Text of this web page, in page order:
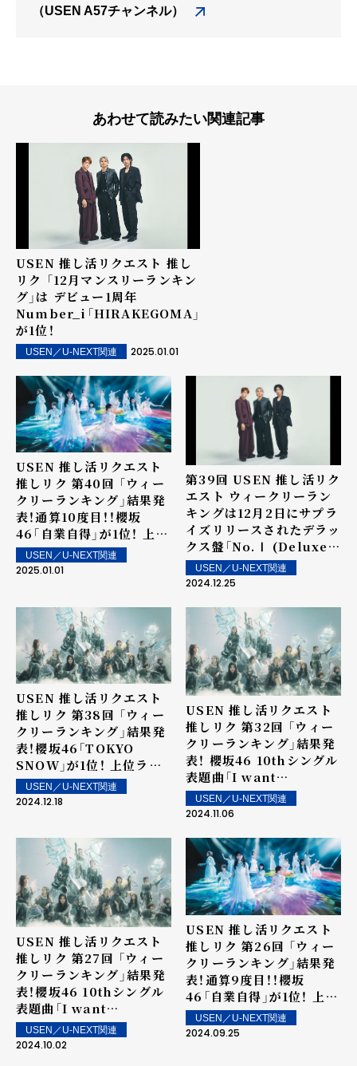
（USEN A57チャンネル）
あわせて読みたい関連記事
USEN 推し活リクエスト 推し
リク 「12月マンスリーランキン
グ」は デビュー1周年
Number_i「HIRAKEGOMA」
が1位！
USEN／U-NEXT関連 2025.01.01
USEN 推し活リクエスト
推しリク 第40回 「ウィー
クリーランキング」結果発
表！通算10度目！！櫻坂
46「自業自得」が1位！ 上位
ランクイン楽曲は街中・店
内で配信！
USEN／U-NEXT関連
2025.01.01
第39回 USEN 推し活リク
エスト ウィークリーラン
キングは12月2日にサプラ
イズリリースされたデラッ
クス盤「No.Ⅰ (Deluxe)」
に収録されたNumber_i
の「HIRAKEGOMA」が1
楽曲は街中・店内で配信！
USEN／U-NEXT関連
2024.12.25
USEN 推し活リクエスト
推しリク 第38回 「ウィー
クリーランキング」結果発
表！櫻坂46「TOKYO
SNOW」が1位！ 上位ラン
クイン楽曲は街中・店内で
配信！
USEN／U-NEXT関連
2024.12.18
USEN 推し活リクエスト
推しリク 第32回 「ウィー
クリーランキング」結果発
表！ 櫻坂46 10thシングル
表題曲「I want
tomorrow to come」が
6週連続1位で記録更新！ 上
店内で配信！
USEN／U-NEXT関連
2024.11.06
USEN 推し活リクエスト
推しリク 第27回 「ウィー
クリーランキング」結果発
表！櫻坂46 10thシングル
表題曲「I want
tomorrow to come」が
1位！ Number_iの初のフ
USEN／U-NEXT関連
2024.10.02
USEN 推し活リクエスト
推しリク 第26回 「ウィー
クリーランキング」結果発
表！通算9度目！！櫻坂
46「自業自得」が1位！ 上位
ランクイン楽曲は街中・店
内で配信！
USEN／U-NEXT関連
2024.09.25